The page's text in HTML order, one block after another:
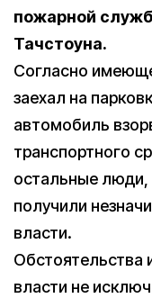
пожарной
Тачстоуна.
Согласно
заехал на
автомобиль
транспортного
остальные люди,
получили
власти.
Обстоятельства
власти не